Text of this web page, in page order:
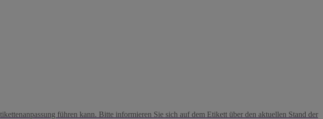
führen kann. Bitte informieren Sie sich auf dem Etikett über den aktuellen Stand der